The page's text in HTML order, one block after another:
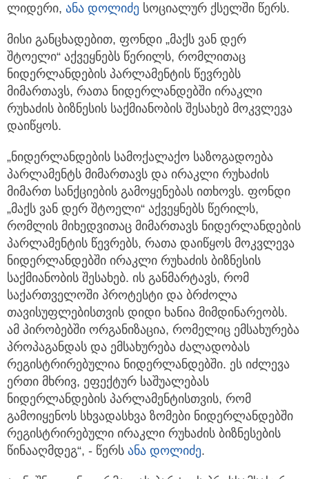
ლიდერი, ანა დოლიძე სოციალურ ქსელში წერს.
მისი განცხადებით, ფონდი „მაქს ვან დერ
შტოელი“ აქვეყნებს წერილს, რომლითაც
ნიდერლანდების პარლამენტის წევრებს
მიმართავს, რათა ნიდერლანდებში ირაკლი
რუხაძის ბიზნესის საქმიანობის შესახებ მოკვლევა
დაიწყოს.
„ნიდერლანდების სამოქალაქო საზოგადოება
პარლამენტს მიმართავს და ირაკლი რუხაძის
მიმართ სანქციების გამოყენებას ითხოვს. ფონდი
„მაქს ვან დერ შტოელი“ აქვეყნებს წერილს,
რომლის მიხედვითაც მიმართავს ნიდერლანდების
პარლამენტის წევრებს, რათა დაიწყოს მოკვლევა
ნიდერლანდებში ირაკლი რუხაძის ბიზნესის
საქმიანობის შესახებ. ის განმარტავს, რომ
საქართველოში პროტესტი და ბრძოლა
თავისუფლებისთვის დიდი ხანია მიმდინარეობს.
ამ პირობებში ორგანიზაცია, რომელიც ემსახურება
პროპაგანდას და ემსახურება ძალადობას
რეგისტრირებულია ნიდერლანდებში. ეს იძლევა
ერთი მხრივ, ეფექტურ საშუალებას
ნიდერლანდების პარლამენტისთვის, რომ
გამოიყენოს სხვადასხვა ზომები ნიდერლანდებში
რეგისტრირებული ირაკლი რუხაძის ბიზნესების
წინააღმდეგ“, - წერს ანა დოლიძე.